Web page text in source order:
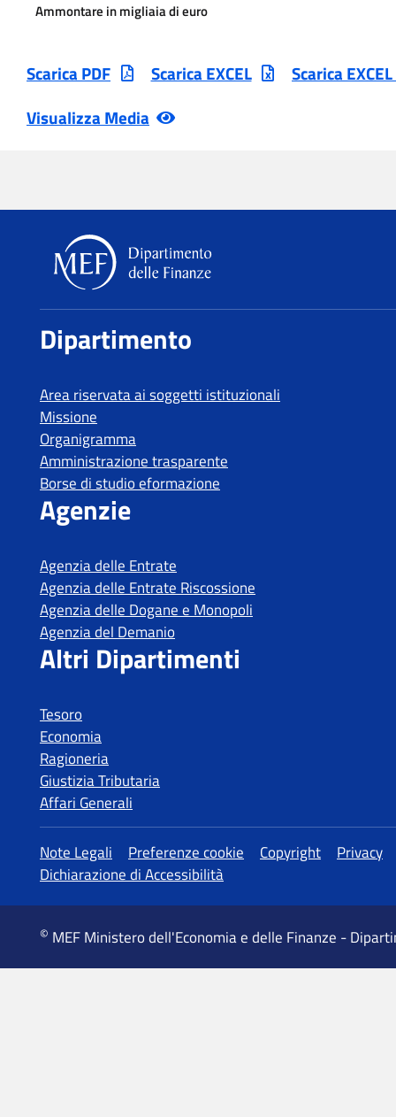
Ammontare in migliaia di euro
Tesoro
Economia
Ragioneria
Giustizia Tributaria
Affari Generali
MEF Ministero dell'Economia e delle Finanze -